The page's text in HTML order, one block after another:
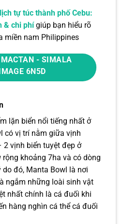
tự túc thành phố Cebu:
& chi phí giúp bạn hiểu rõ
miền nam Philippines
MACTAN - SIMALA
6N5D
lặn biển nổi tiếng nhất ở
có vị trí nằm giữa vịnh
2 vịnh biển tuyệt đẹp ở
khoảng 7ha và có dòng
đó, Manta Bowl là nơi
ngắm những loài sinh vật
nhất chính là cá đuối khi
hàng nghìn cá thể cá đuối